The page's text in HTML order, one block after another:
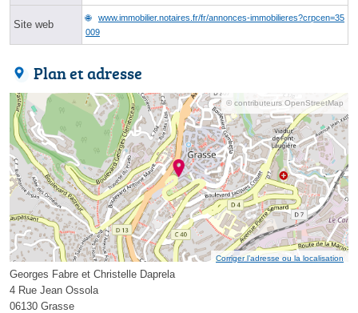
Site web
www.immobilier.notaires.fr/fr/annonces-immobilieres?crpcen=35
009
Plan et adresse
© contributeurs OpenStreetMap
Corriger l’adresse ou la localisation
Georges Fabre et Christelle Daprela
4 Rue Jean Ossola
06130 Grasse